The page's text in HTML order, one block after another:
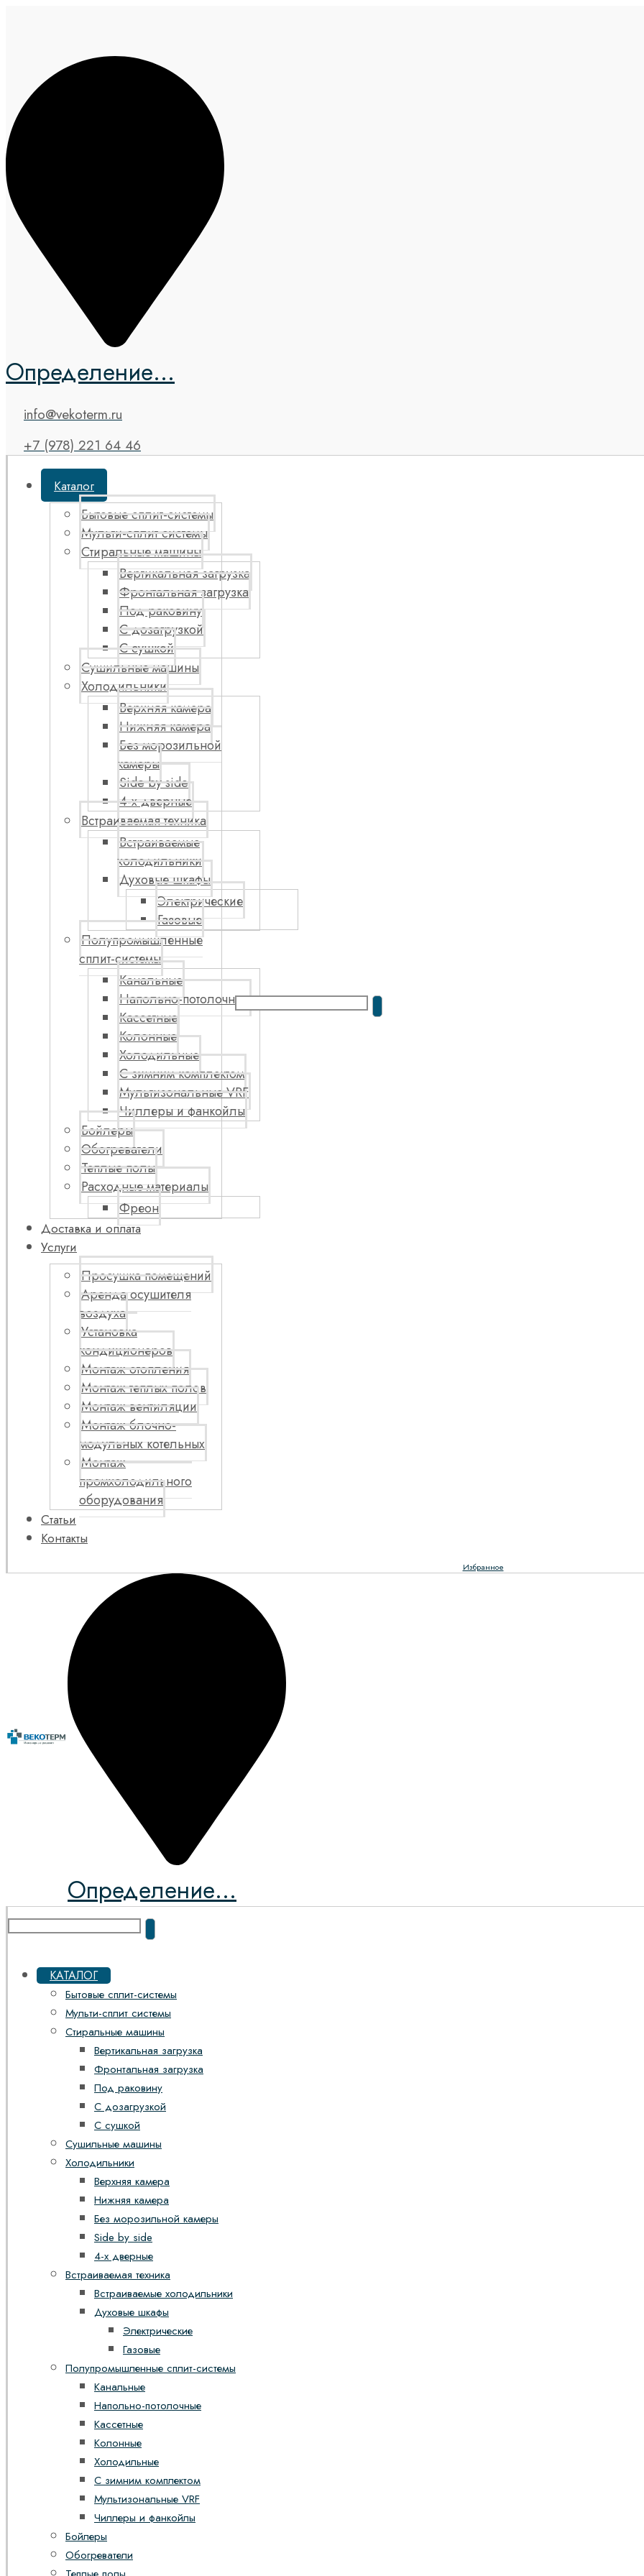
Определение...
info@vekoterm.ru
+7 (978) 221 64 46
Каталог
Бытовые сплит-системы
Мульти-сплит системы
Стиральные машины
Вертикальная загрузка
Фронтальная загрузка
Под раковину
С дозагрузкой
С сушкой
Сушильные машины
Холодильники
Верхняя камера
Нижняя камера
Без морозильной
камеры
Side by side
4-х дверные
Встраиваемая техника
Встраиваемые
холодильники
Духовые шкафы
Электрические
Газовые
Полупромышленные
сплит-системы
Канальные
Напольно-потолочные
Кассетные
Колонные
Холодильные
С зимним комплектом
Мультизональные VRF
Чиллеры и фанкойлы
Бойлеры
Обогреватели
Теплые полы
Расходные материалы
Фреон
Доставка и оплата
Услуги
Просушка помещений
Аренда осушителя
воздуха
Установка
кондиционеров
Монтаж отопления
Монтаж теплых полов
Монтаж вентиляции
Монтаж блочно-
модульных котельных
Монтаж
промхолодильного
оборудования
Статьи
Контакты
Избранное
Определение...
КАТАЛОГ
Бытовые сплит-системы
Мульти-сплит системы
Стиральные машины
Вертикальная загрузка
Фронтальная загрузка
Под раковину
С дозагрузкой
С сушкой
Сушильные машины
Холодильники
Верхняя камера
Нижняя камера
Без морозильной камеры
Side by side
4-х дверные
Встраиваемая техника
Встраиваемые холодильники
Духовые шкафы
Электрические
Газовые
Полупромышленные сплит-системы
Канальные
Напольно-потолочные
Кассетные
Колонные
Холодильные
С зимним комплектом
Мультизональные VRF
Чиллеры и фанкойлы
Бойлеры
Обогреватели